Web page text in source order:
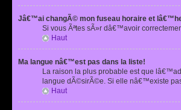
Jâ€™ai changÃ© mon fuseau horaire et
Si vous Ãªtes sÃ»r dâ€™avoir
Haut
Ma langue nâ€™est pas dans la liste!
La raison la plus probable est que
langue dÃ©sirÃ©e. Si elle nâ€™existe
Haut